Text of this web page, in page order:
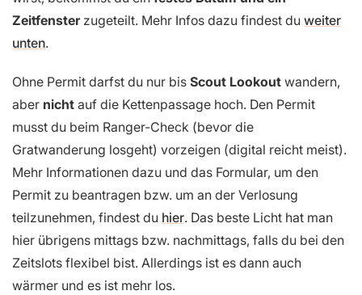
Zeitfensterzugeteilt. Mehr Infos dazu findest du weiter
unten.
Ohne Permit darfst du nur bis Scout Lookout wandern,
aber nicht auf die Kettenpassage hoch. Den Permit
musst du beim Ranger-Check (bevor die
Gratwanderung losgeht) vorzeigen (digital reicht meist).
Mehr Informationen dazu und das Formular, um den
Permit zu beantragen bzw. um an der Verlosung
teilzunehmen, findest du hier. Das beste Licht hat man
hier übrigens mittags bzw. nachmittags, falls du bei den
Zeitslots flexibel bist. Allerdings ist es dann auch
wärmer und es ist mehr los.